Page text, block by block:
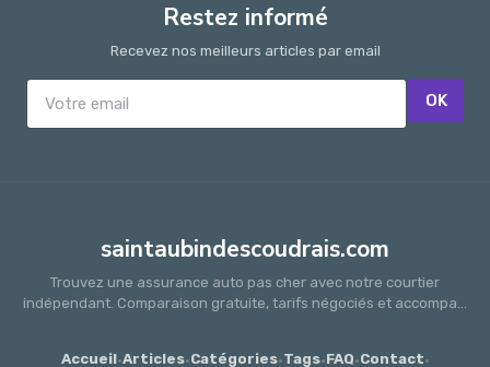
Restez informé
Recevez nos meilleurs articles par email
OK
saintaubindescoudrais.com
Trouvez une assurance auto pas cher avec notre courtier
indépendant. Comparaison gratuite, tarifs négociés et accompa...
Accueil·Articles·Catégories·Tags·FAQ·Contact·